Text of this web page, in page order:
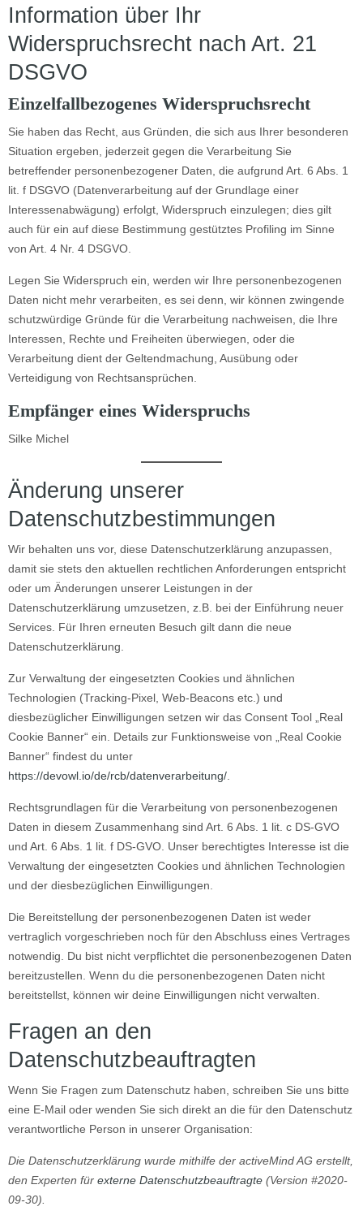
Information über Ihr
Widerspruchsrecht nach Art. 21
DSGVO
Einzelfallbezogenes Widerspruchsrecht
Sie haben das Recht, aus Gründen, die sich aus Ihrer besonderen
Situation ergeben, jederzeit gegen die Verarbeitung Sie
betreffender personenbezogener Daten, die aufgrund Art. 6 Abs. 1
lit. f DSGVO (Datenverarbeitung auf der Grundlage einer
Interessenabwägung) erfolgt, Widerspruch einzulegen; dies gilt
auch für ein auf diese Bestimmung gestütztes Profiling im Sinne
von Art. 4 Nr. 4 DSGVO.
Legen Sie Widerspruch ein, werden wir Ihre personenbezogenen
Daten nicht mehr verarbeiten, es sei denn, wir können zwingende
schutzwürdige Gründe für die Verarbeitung nachweisen, die Ihre
Interessen, Rechte und Freiheiten überwiegen, oder die
Verarbeitung dient der Geltendmachung, Ausübung oder
Verteidigung von Rechtsansprüchen.
Empfänger eines Widerspruchs
Silke Michel
Änderung unserer
Datenschutzbestimmungen
Wir behalten uns vor, diese Datenschutzerklärung anzupassen,
damit sie stets den aktuellen rechtlichen Anforderungen entspricht
oder um Änderungen unserer Leistungen in der
Datenschutzerklärung umzusetzen, z.B. bei der Einführung neuer
Services. Für Ihren erneuten Besuch gilt dann die neue
Datenschutzerklärung.
Zur Verwaltung der eingesetzten Cookies und ähnlichen
Technologien (Tracking-Pixel, Web-Beacons etc.) und
diesbezüglicher Einwilligungen setzen wir das Consent Tool „Real
Cookie Banner“ ein. Details zur Funktionsweise von „Real Cookie
Banner“ findest du unter
https://devowl.io/de/rcb/datenverarbeitung/
Rechtsgrundlagen für die Verarbeitung von personenbezogenen
Daten in diesem Zusammenhang sind Art. 6 Abs. 1 lit. c DS-GVO
und Art. 6 Abs. 1 lit. f DS-GVO. Unser berechtigtes Interesse ist die
Verwaltung der eingesetzten Cookies und ähnlichen Technologien
und der diesbezüglichen Einwilligungen.
Die Bereitstellung der personenbezogenen Daten ist weder
vertraglich vorgeschrieben noch für den Abschluss eines Vertrages
notwendig. Du bist nicht verpflichtet die personenbezogenen Daten
bereitzustellen. Wenn du die personenbezogenen Daten nicht
bereitstellst, können wir deine Einwilligungen nicht verwalten.
Fragen an den
Datenschutzbeauftragten
Wenn Sie Fragen zum Datenschutz haben, schreiben Sie uns bitte
eine E-Mail oder wenden Sie sich direkt an die für den Datenschutz
verantwortliche Person in unserer Organisation:
Die Datenschutzerklärung wurde mithilfe der activeMind AG erstellt,
den Experten für externe Datenschutzbeauftragte (Version #2020-
09-30).